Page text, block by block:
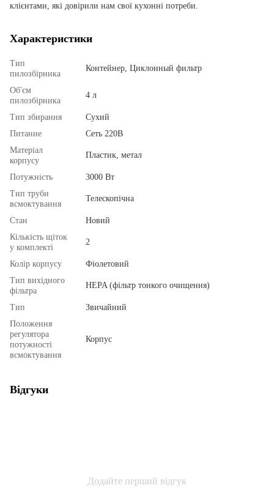
клієнтами, які довірили нам свої кухонні потреби.
Характеристики
Тип
пилозбірника
Контейнер, Циклонный фильтр
Об'єм
пилозбірника
4 л
Тип збирання
Сухий
Питание
Сеть 220В
Матеріал
корпусу
Пластик, метал
Потужність
3000 Вт
Тип труби
всмоктування
Телескопічна
Стан
Новий
Кількість щіток
у комплекті
2
Колір корпусу
Фіолетовий
Тип вихідного
фільтра
HEPA (фільтр тонкого очищення)
Тип
Звичайний
Положення
регулятора
потужності
всмоктування
Корпус
Відгуки
Додайте перший відгук